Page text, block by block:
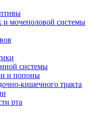
и мочеполовой системы
системы
и попоны
кишечного тракта
рта